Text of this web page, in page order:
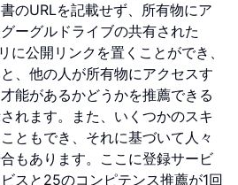
のURLを記載せず、所有物にア
ーグルドライブの共有された
公開リンクを置くことができ、
、他の人が所有物にアクセスす
能があるかどうかを推薦できる
れます。また、いくつかのスキ
ともでき、それに基づいて人々
もあります。ここに登録サービ
スと25のコンピテンス推薦が1回